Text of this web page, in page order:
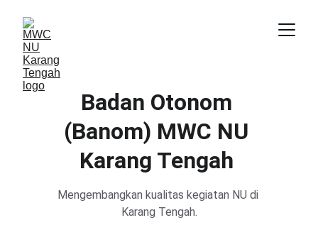
Badan Otonom
(Banom) MWC NU
Karang Tengah
Mengembangkan kualitas kegiatan NU di
Karang Tengah.